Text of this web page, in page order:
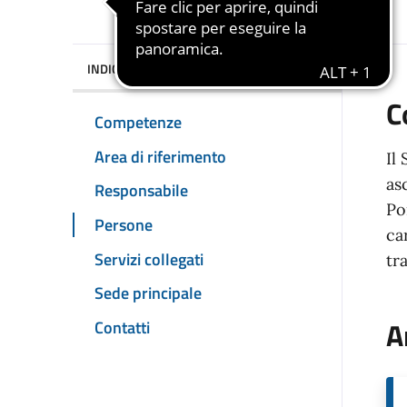
INDICE DELLA PAGINA
Competenze
Area di riferimento
Responsabile
Persone
Servizi collegati
Sede principale
Contatti
Il